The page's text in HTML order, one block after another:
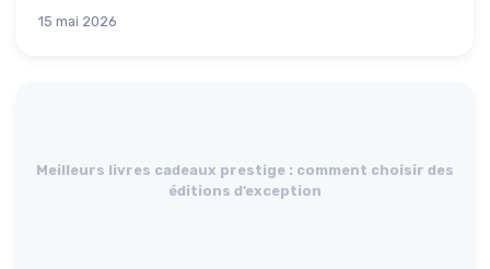
15 mai 2026
Meilleurs livres cadeaux prestige : comment choisir des
éditions d’exception